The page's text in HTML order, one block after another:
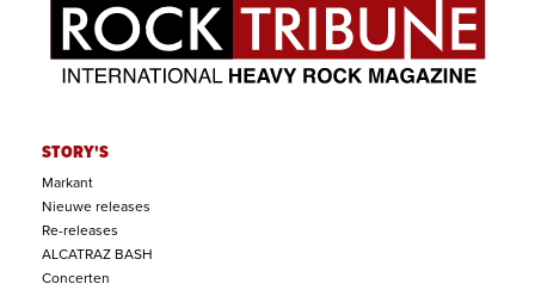
STORY'S
Markant
Nieuwe releases
Re-releases
ALCATRAZ BASH
Concerten